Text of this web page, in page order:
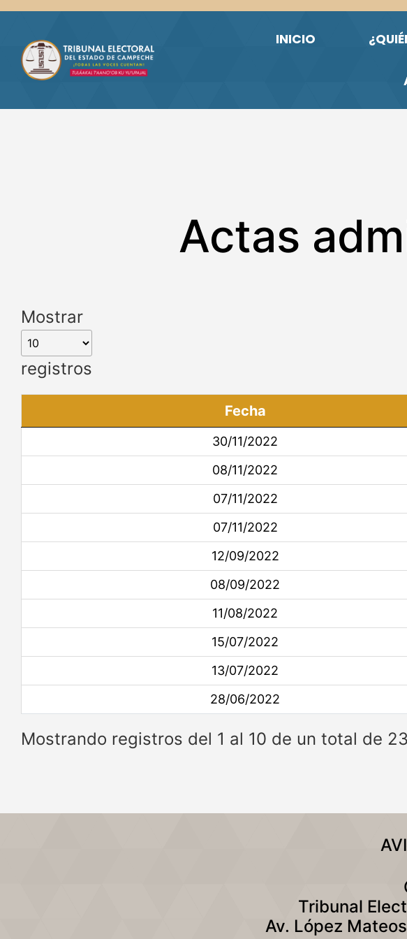
Skip to main content
INICIO
Actas
Mostrar
registros
Fecha
30/11/2022
08/11/2022
07/11/2022
07/11/2022
12/09/2022
08/09/2022
11/08/2022
15/07/2022
13/07/2022
28/06/2022
Mostrando registros del 1 al 10 de un total de
Tribunal
Av. López